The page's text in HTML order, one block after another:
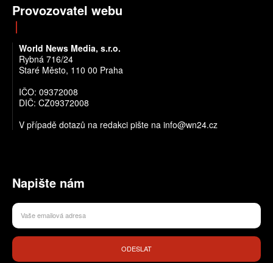
Provozovatel webu
World News Media, s.r.o.
Rybná 716/24
Staré Město, 110 00 Praha
IČO: 09372008
DIČ: CZ09372008
V případě dotazů na redakci pište na info@wn24.cz
Napište nám
ODESLAT